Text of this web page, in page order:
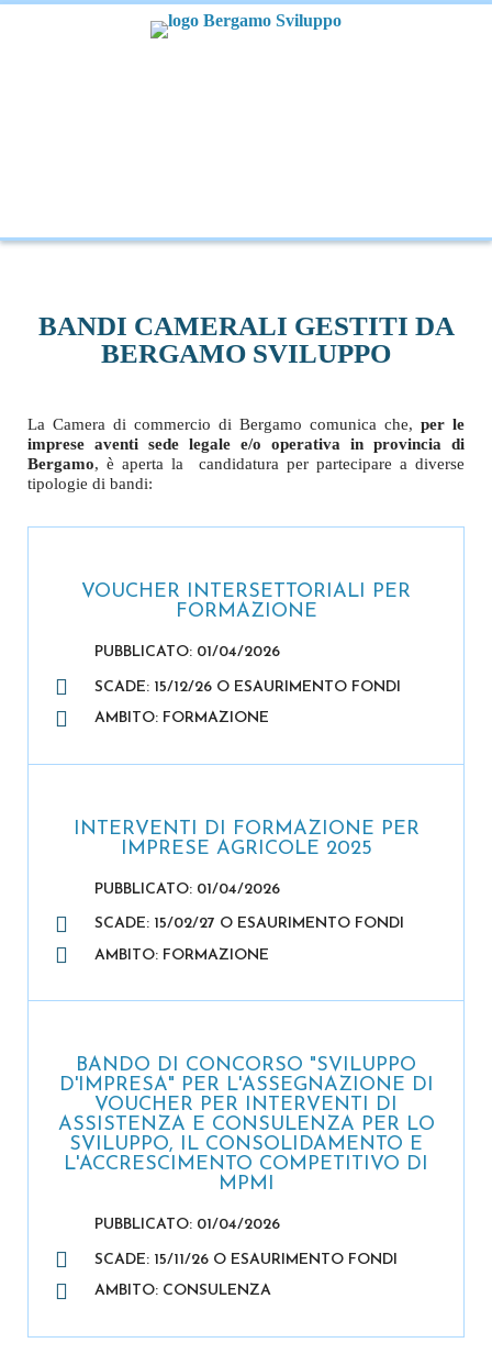
BANDI CAMERALI GESTITI DA
BERGAMO SVILUPPO
La Camera di commercio di Bergamo comunica che, per le
imprese aventi sede legale e/o operativa in provincia di
Bergamo, è aperta la candidatura per partecipare a diverse
tipologie di bandi:
VOUCHER INTERSETTORIALI PER
FORMAZIONE
PUBBLICATO: 01/04/2026
SCADE: 15/12/26 O ESAURIMENTO FONDI
AMBITO: FORMAZIONE
INTERVENTI DI FORMAZIONE PER
IMPRESE AGRICOLE 2025
PUBBLICATO: 01/04/2026
SCADE: 15/02/27 O ESAURIMENTO FONDI
AMBITO: FORMAZIONE
BANDO DI CONCORSO "SVILUPPO
D'IMPRESA" PER L'ASSEGNAZIONE DI
VOUCHER PER INTERVENTI DI
ASSISTENZA E CONSULENZA PER LO
SVILUPPO, IL CONSOLIDAMENTO E
L'ACCRESCIMENTO COMPETITIVO DI
MPMI
PUBBLICATO: 01/04/2026
SCADE: 15/11/26 O ESAURIMENTO FONDI
AMBITO: CONSULENZA